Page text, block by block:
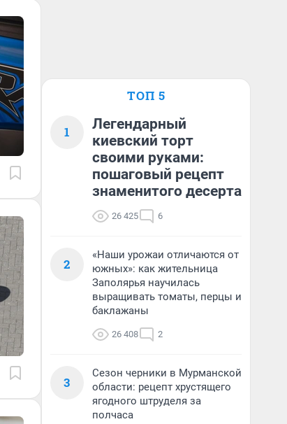
ТОП 5
1
Легендарный
киевский торт
своими руками:
пошаговый рецепт
знаменитого десерта
26 425 6
2
«Наши урожаи отличаются от
южных»: как жительница
Заполярья научилась
выращивать томаты, перцы и
баклажаны
26 408 2
3
Сезон черники в Мурманской
области: рецепт хрустящего
ягодного штруделя за
полчаса